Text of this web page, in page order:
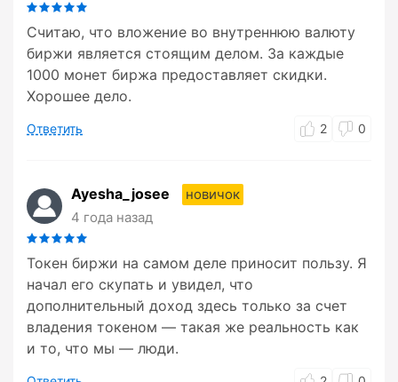
Считаю, что вложение во внутреннюю валюту
биржи является стоящим делом. За каждые
1000 монет биржа предоставляет скидки.
Хорошее дело.
Ответить 2 0
Ayesha_josee
новичок
4 года назад
Токен биржи на самом деле приносит пользу. Я
начал его скупать и увидел, что
дополнительный доход здесь только за счет
владения токеном — такая же реальность как
и то, что мы — люди.